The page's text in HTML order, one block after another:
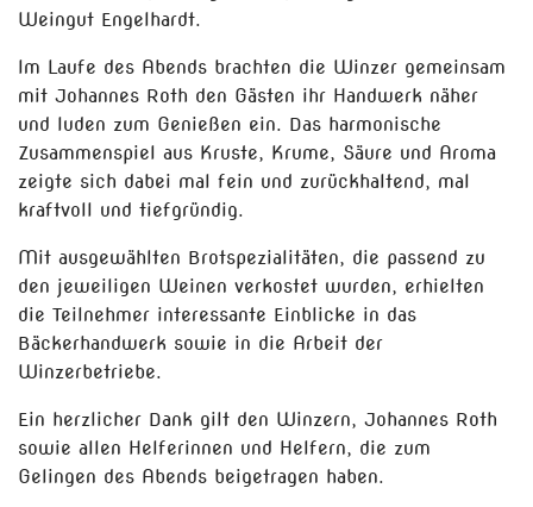
Weingut Engelhardt.
Im Laufe des Abends brachten die Winzer gemeinsam
mit Johannes Roth den Gästen ihr Handwerk näher
und luden zum Genießen ein. Das harmonische
Zusammenspiel aus Kruste, Krume, Säure und Aroma
zeigte sich dabei mal fein und zurückhaltend, mal
kraftvoll und tiefgründig.
Mit ausgewählten Brotspezialitäten, die passend zu
den jeweiligen Weinen verkostet wurden, erhielten
die Teilnehmer interessante Einblicke in das
Bäckerhandwerk sowie in die Arbeit der
Winzerbetriebe.
Ein herzlicher Dank gilt den Winzern, Johannes Roth
sowie allen Helferinnen und Helfern, die zum
Gelingen des Abends beigetragen haben.